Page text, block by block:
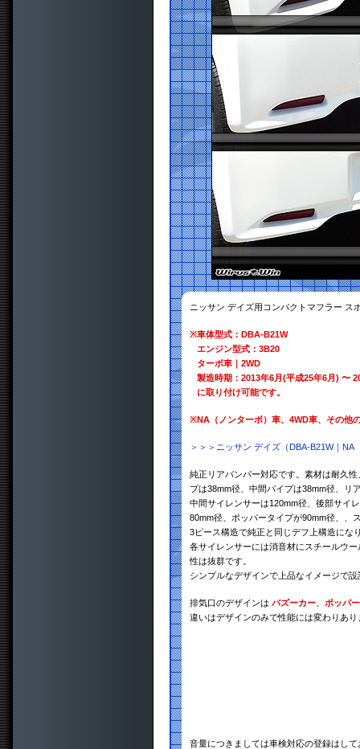
ニッサン デイズ用コンパクトマフラー ス
※車体型式：DBA-B21W
エンジン型式：3B20
ターボ車｜2WD
製造時期：2013年6月(平成25年6月) 〜
に取り付け可能です。
※NA（ノンターボ）車、4WD車、その他
＞＞＞ニッサン デイズ（DBA-B21W｜
純正リアバンパー対応です。素材は耐久
プは38mm径、中間パイプは38mm径、リ
中間サイレンサーは120mm径、後部サイ
80mm径、ポッパータイプが90mm径、、
3ピース構造で純正と同じデフ上構造にな
各サイレンサーには消音材にスチールウ
性は抜群です。
シンプルなデザインで上品なイメージで
排気口のデザインは バズーカー
ポッパー
違いはデザインのみで性能には変わりあ
音量につきましては車検対応の登録はし